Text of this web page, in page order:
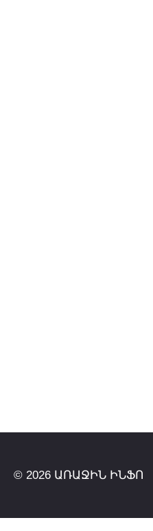
© 2026 ԱՌԱՋԻՆ ԻՆՖՈ